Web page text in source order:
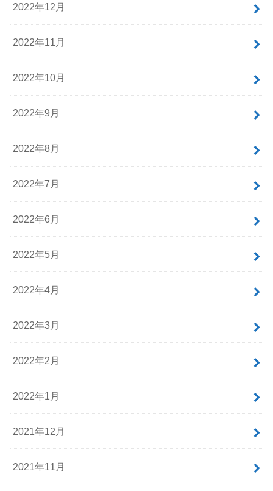
2022年12月
2022年11月
2022年10月
2022年9月
2022年8月
2022年7月
2022年6月
2022年5月
2022年4月
2022年3月
2022年2月
2022年1月
2021年12月
2021年11月